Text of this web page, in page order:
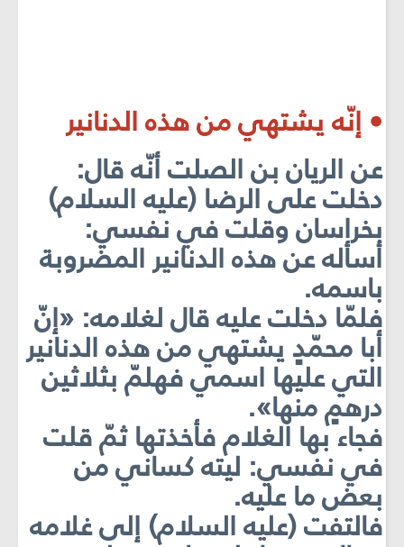
• إنّه يشتهي من هذه الدنانير
عن الريان بن الصلت أنّه قال:
دخلت على الرضا (عليه السلام)
بخراسان وقلت في نفسي:
أسأله عن هذه الدنانير المضروبة
باسمه.
فلمّا دخلت عليه قال لغلامه: «إنّ
أبا محمّدٍ يشتهي من هذه الدنانير
التي عليها اسمي فهلمّ بثلاثين
درهمٍ منها».
فجاء بها الغلام فأخذتها ثمّ قلت
في نفسي: ليته كساني من
بعض ما عليه.
فالتفت (عليه السلام) إلى غلامه